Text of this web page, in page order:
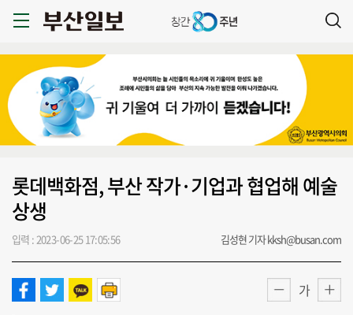
롯데백화점, 부산 작가·기업과 협업해 예술
상생
입력 : 2023-06-25 17:05:56 김성현 기자 kksh@busan.com
가